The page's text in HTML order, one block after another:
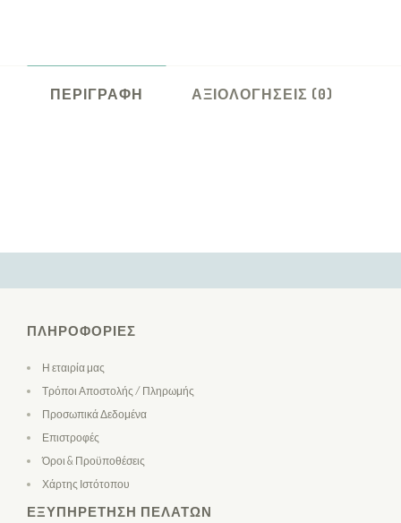
ΠΕΡΙΓΡΑΦΉ ΑΞΙΟΛΟΓΉΣΕΙΣ (0)
ΠΛΗΡΟΦΟΡΊΕΣ
Η εταιρία μας
Τρόποι Αποστολής / Πληρωμής
Προσωπικά Δεδομένα
Επιστροφές
Όροι & Προϋποθέσεις
Χάρτης Ιστότοπου
ΕΞΥΠΗΡΈΤΗΣΗ ΠΕΛΑΤΏΝ